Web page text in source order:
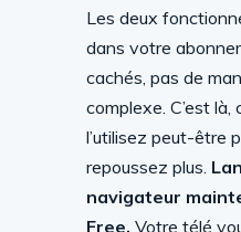
Les deux
dans votre
cachés, pas de
complexe. C’est là,
l’utilisez peut-être
repoussez plus.
navigateur
Free. Votre télé